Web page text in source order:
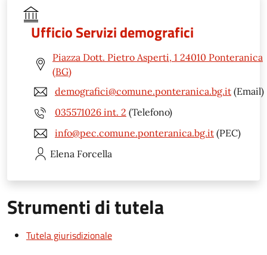
Ufficio Servizi demografici
Piazza Dott. Pietro Asperti, 1 24010 Ponteranica
(BG)
demografici@comune.ponteranica.bg.it (Email)
035571026 int. 2 (Telefono)
info@pec.comune.ponteranica.bg.it (PEC)
Elena Forcella
Strumenti di tutela
Tutela giurisdizionale